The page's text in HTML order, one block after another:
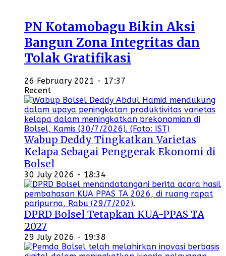
PN Kotamobagu Bikin Aksi
Bangun Zona Integritas dan
Tolak Gratifikasi
26 February 2021 - 17:37
Recent
Wabup Deddy Tingkatkan Varietas
Kelapa Sebagai Penggerak Ekonomi di
Bolsel
30 July 2026 - 18:34
DPRD Bolsel Tetapkan KUA-PPAS TA
2027
29 July 2026 - 19:38